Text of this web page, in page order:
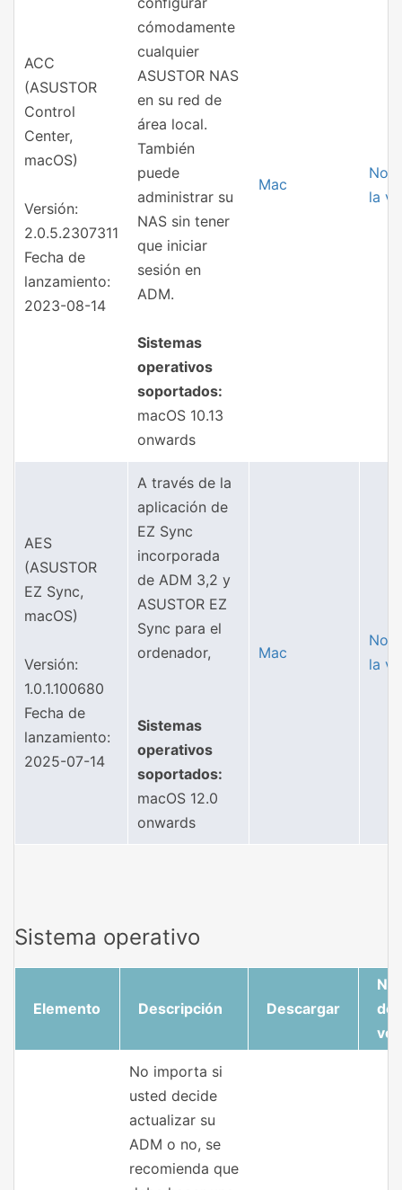
ACC
(ASUSTOR
Control
Center,
macOS)
Versión:
2.0.5.2307311
Fecha de
lanzamiento:
2023-08-14
cómodamente
cualquier
ASUSTOR NAS
en su red de
área local.
También
puede
administrar su
NAS sin tener
que iniciar
sesión en
ADM.
Sistemas
operativos
soportados:
macOS 10.13
onwards
Mac
la
AES
(ASUSTOR
EZ Sync,
macOS)
Versión:
1.0.1.100680
Fecha de
lanzamiento:
2025-07-14
A través de la
aplicación de
EZ Sync
incorporada
de ADM 3,2 y
ASUSTOR EZ
Sync para el
ordenador,
Sistemas
operativos
soportados:
macOS 12.0
onwards
Mac
la
Sistema operativo
Elemento Descripción Descargar
de
No importa si
usted decide
actualizar su
ADM o no, se
recomienda que